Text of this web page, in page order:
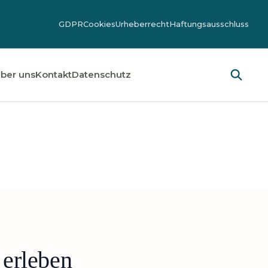
GDPRCookiesUrheberrechtHaftungsausschluss
unsKontaktDatenschutz